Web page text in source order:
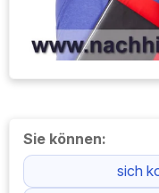
Sie können:
sich